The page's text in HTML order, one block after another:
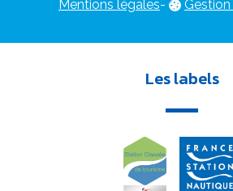
Mentions légales-
Les labels